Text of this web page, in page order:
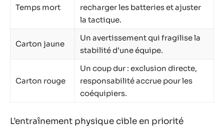
Temps mort
recharger les batteries et ajuster
la tactique.
Carton jaune
Un avertissement qui fragilise la
stabilité d’une équipe.
Carton rouge
Un coup dur : exclusion directe,
responsabilité accrue pour les
coéquipiers.
L’entraînement physique cible en priorité